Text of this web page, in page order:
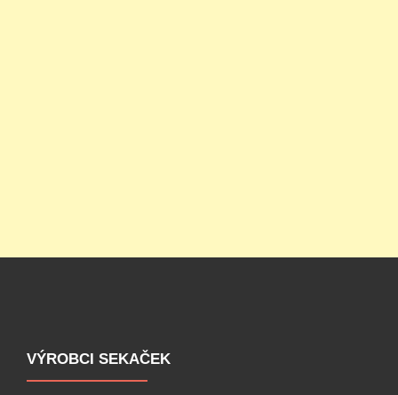
VÝROBCI SEKAČEK